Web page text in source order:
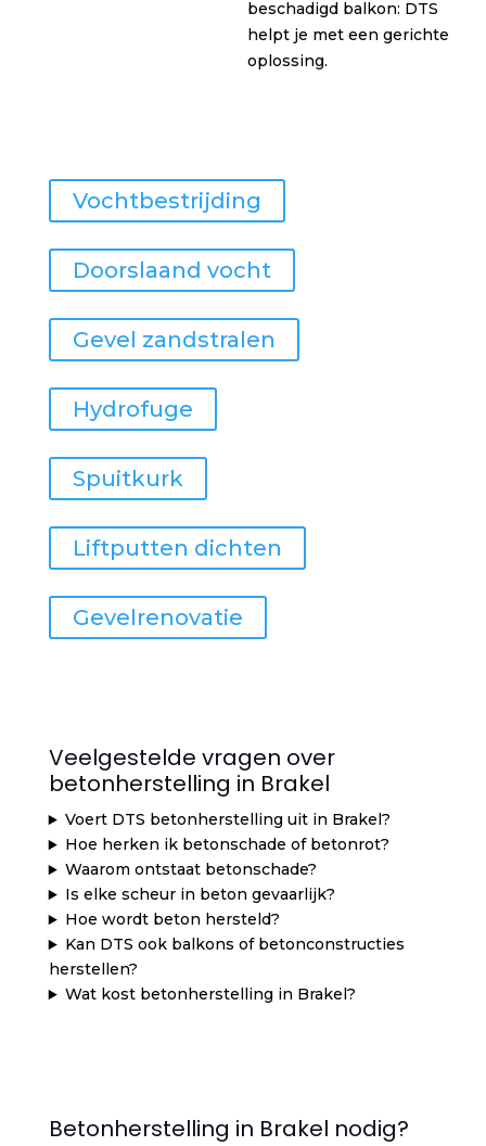
beschadigd balkon: DTS
helpt je met een gerichte
oplossing.
Vochtbestrijding
Doorslaand vocht
Gevel zandstralen
Hydrofuge
Spuitkurk
Liftputten dichten
Gevelrenovatie
Veelgestelde vragen over
betonherstelling in Brakel
Voert DTS betonherstelling uit in Brakel?
Hoe herken ik betonschade of betonrot?
Waarom ontstaat betonschade?
Is elke scheur in beton gevaarlijk?
Hoe wordt beton hersteld?
Kan DTS ook balkons of betonconstructies
herstellen?
Wat kost betonherstelling in Brakel?
Betonherstelling in Brakel nodig?